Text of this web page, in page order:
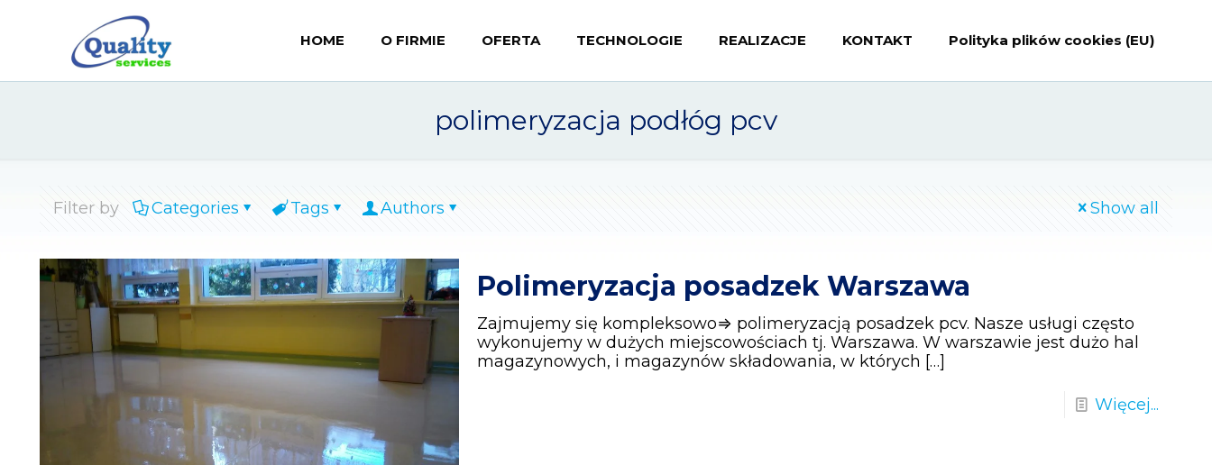
HOME O FIRMIE OFERTA TECHNOLOGIE REALIZACJE KONTAKT Polityka plików cookies (EU)
polimeryzacja podłóg pcv
Filter by Categories Tags Authors Show all
Polimeryzacja posadzek Warszawa
Zajmujemy się kompleksowo⇒ polimeryzacją posadzek pcv. Nasze usługi często
wykonujemy w dużych miejscowościach tj. Warszawa. W warszawie jest dużo hal
magazynowych, i magazynów składowania, w których […]
Więcej...